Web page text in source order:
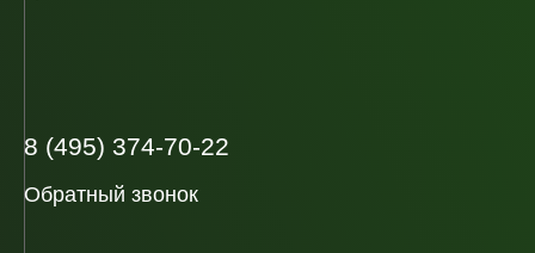
8 (495) 374-70-22
Обратный звонок